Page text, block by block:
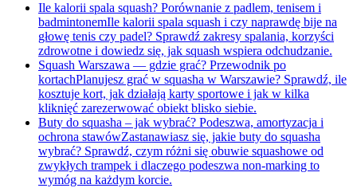
Ile kalorii spala squash? Porównanie z padlem, tenisem i
badmintonemIle kalorii spala squash i czy naprawdę bije na
głowę tenis czy padel? Sprawdź zakresy spalania, korzyści
zdrowotne i dowiedz się, jak squash wspiera odchudzanie.
Squash Warszawa — gdzie grać? Przewodnik po
kortachPlanujesz grać w squasha w Warszawie? Sprawdź, ile
kosztuje kort, jak działają karty sportowe i jak w kilka
kliknięć zarezerwować obiekt blisko siebie.
Buty do squasha – jak wybrać? Podeszwa, amortyzacja i
ochrona stawówZastanawiasz się, jakie buty do squasha
wybrać? Sprawdź, czym różni się obuwie squashowe od
zwykłych trampek i dlaczego podeszwa non-marking to
wymóg na każdym korcie.